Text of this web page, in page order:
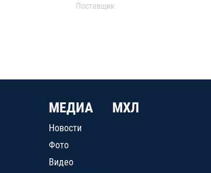
Поставщик
МЕДИА
Новости
Фото
Видео
МХЛ